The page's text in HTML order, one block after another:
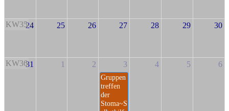
KW3524 25 26 27 28 29 30
KW3631 1 2 3
Gruppen
treffen
der
Stoma~S
4 5 6